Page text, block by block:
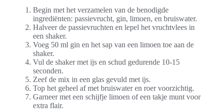
Begin met het verzamelen van de benodigde
ingrediënten: passievrucht, gin, limoen, en bruiswater.
Halveer de passievruchten en lepel het vruchtvlees in
een shaker.
Voeg 50 ml gin en het sap van een limoen toe aan de
shaker.
Vul de shaker met ijs en schud gedurende 10-15
seconden.
Zeef de mix in een glas gevuld met ijs.
Top het geheel af met bruiswater en roer voorzichtig.
Garneer met een schijfje limoen of een takje munt voor
extra flair.